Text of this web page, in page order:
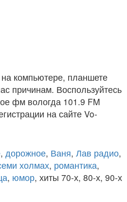
компьютере, планшете
причинам. Воспользуйтесь
фм вологда 101.9 FM
на сайте Vo-
, дорожное, Ваня, Лав радио,
холмах, романтика,
, юмор, хиты 70-х, 80-х, 90-х